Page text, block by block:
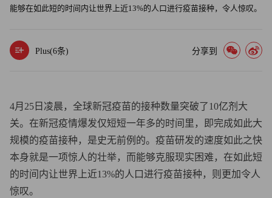
能够在如此短的时间内让世界上近13%的人口进行疫苗接种，令人惊叹。
Plus(6条) 分享到
4月25日凌晨，全球新冠疫苗的接种数量突破了10亿剂大
关。在新冠疫情爆发仅短短一年多的时间里，即完成如此大
规模的疫苗接种，是史无前例的。疫苗研发的速度如此之快
本身就是一项惊人的壮举，而能够克服现实困难，在如此短
的时间内让世界上近13%的人口进行疫苗接种，则更加令人
惊叹。